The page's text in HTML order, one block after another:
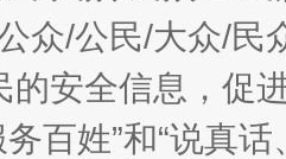
众/公民/大众/民
的安全信息，促
百姓”和“说真